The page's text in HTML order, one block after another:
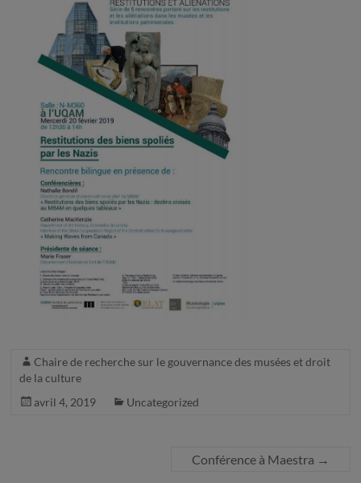
Chaire de recherche sur le gouvernance des musées et droit
de la culture
avril 4, 2019
Uncategorized
Conférence à Maestra →